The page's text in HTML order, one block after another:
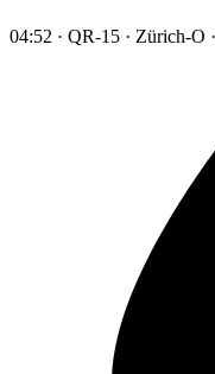
04:52 · QR-15 · Zürich-O